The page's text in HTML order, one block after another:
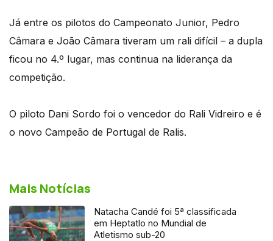
Já entre os pilotos do Campeonato Junior, Pedro
Câmara e João Câmara tiveram um rali difícil – a dupla
ficou no 4.º lugar, mas continua na liderança da
competição.
O piloto Dani Sordo foi o vencedor do Rali Vidreiro e é
o novo Campeão de Portugal de Ralis.
Mais Notícias
Natacha Candé foi 5ª classificada
em Heptatlo no Mundial de
Atletismo sub-20